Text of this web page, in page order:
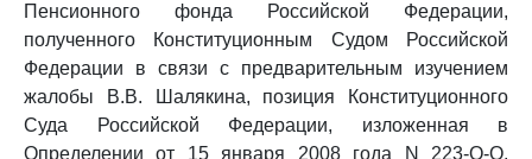
Пенсионного фонда Российской Федерации,
полученного Конституционным Судом Российской
Федерации в связи с предварительным изучением
жалобы В.В. Шалякина, позиция Конституционного
Суда Российской Федерации, изложенная в
Определении от 15 января 2008 года N 223-О-О,